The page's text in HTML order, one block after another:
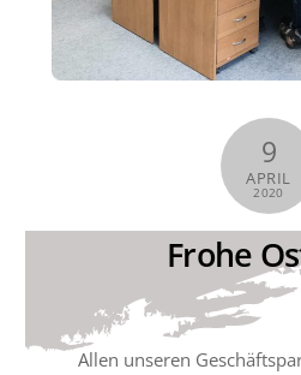
9
APRIL
2020
Frohe
Allen unseren